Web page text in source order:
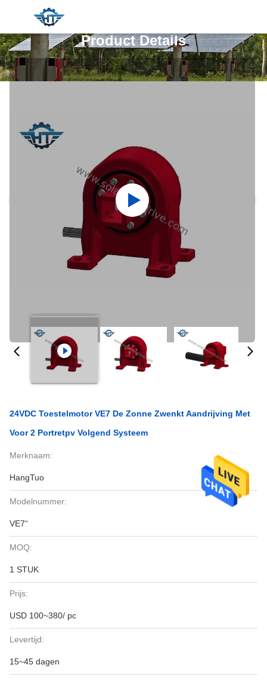
Product Details
24VDC Toestelmotor VE7 De Zonne Zwenkt Aandrijving Met
Voor 2 Portretpv Volgend Systeem
Merknaam:
HangTuo
Modelnummer:
VE7“
MOQ:
1 STUK
Prijs:
USD 100~380/ pc
Levertijd:
15~45 dagen